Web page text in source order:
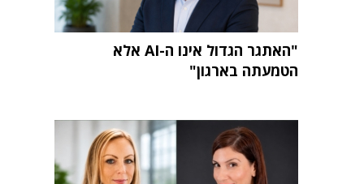
"האתגר הגדול אינו ה-AI אלא
הטמעתה בארגון"